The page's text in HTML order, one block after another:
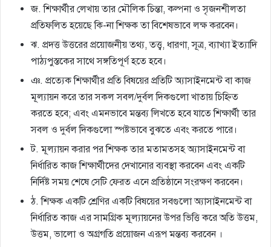
জ. শিক্ষার্থীর লেখায় তার মৌলিক চিন্তা, কল্পনা ও সৃজনশীলতা
প্রতিফলিত হয়েছে কি-না শিক্ষক তা বিশেষভাবে লক্ষ করবেন।
ঝ. প্রদত্ত উত্তরের প্রয়ােজনীয় তথ্য, তত্ত্ব, ধারণা, সূত্র, ব্যাখ্যা ইত্যাদি
পাঠ্যপুস্তকের সাথে সঙ্গতিপূর্ণ হতে হবে।
ঞ. প্রত্যেক শিক্ষার্থীর প্রতি বিষয়ের প্রতিটি অ্যাসাইনমেন্ট বা কাজ
মূল্যায়ন করে তার সকল সবল/দুর্বল দিকগুলাে খাতায় চিহ্নিত
করতে হবে; এবং এমনভাবে মন্তব্য লিখতে হবে যাতে শিক্ষার্থী তার
সবল ও দুর্বল দিকগুলাে স্পষ্টভাবে বুঝতে এবং করতে পারে।
ট. মূল্যায়ন করার পর শিক্ষক তার মতামতসহ অ্যাসাইনমেন্ট বা
নির্ধারিত কাজ শিক্ষার্থীদের দেখানাের ব্যবস্থা করবেন এবং একটি
নির্দিষ্ট সময় শেষে সেটি ফেরত এনে প্রতিষ্ঠানে সংরক্ষণ করবেন।
ঠ. শিক্ষক একটি শ্রেণির একটি বিষয়ের সবগুলাে অ্যাসাইনমেন্ট বা
নির্ধারিত কাজ এর সামগ্রিক মূল্যায়নের উপর ভিত্তি করে অতি উত্তম,
উত্তম, ভালাে ও অগ্রগতি প্রয়ােজন এরূপ মন্তব্য করবেন ।